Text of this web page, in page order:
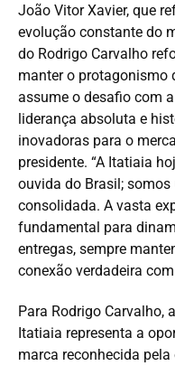
João Vitor Xavier, que
evolução constante do
do Rodrigo Carvalho
manter o protagonismo
assume o desafio com
liderança absoluta e
inovadoras para o
presidente. “A Itatiaia
ouvida do Brasil;
consolidada. A vasta
fundamental para
entregas, sempre
conexão verdadeira
Para Rodrigo Carvalho,
Itatiaia representa a
marca reconhecida